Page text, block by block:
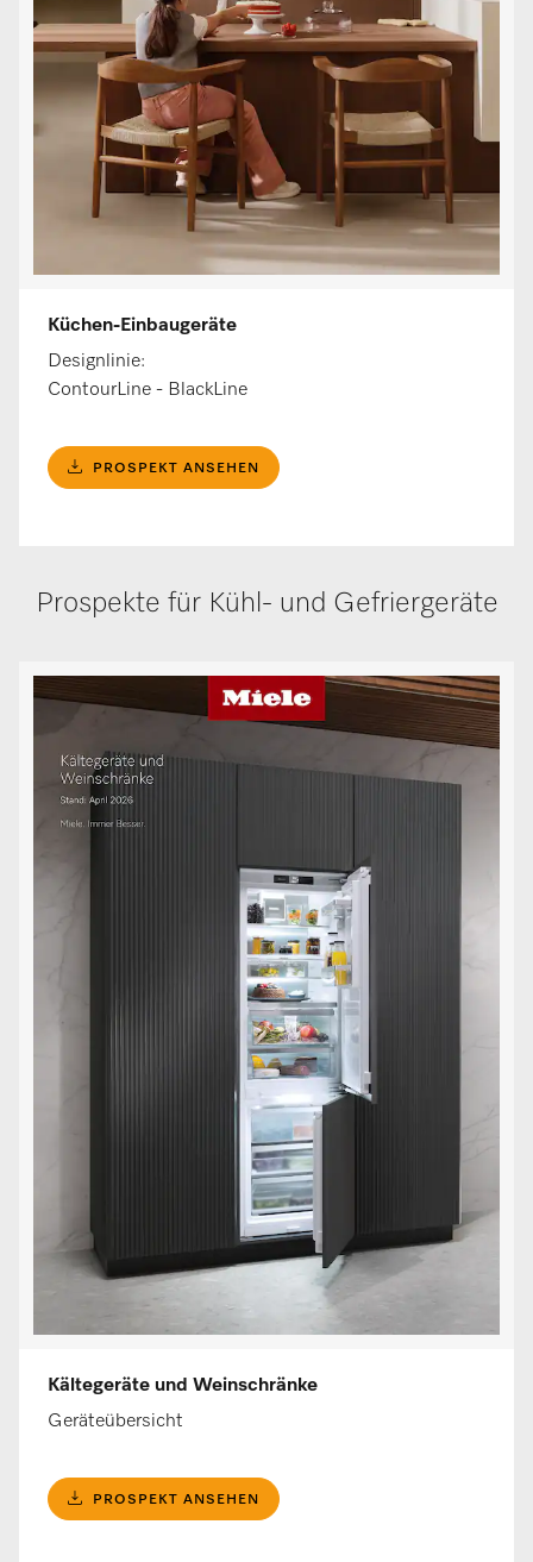
Küchen-Einbaugeräte
Designlinie:
ContourLine - BlackLine
PROSPEKT ANSEHEN
Prospekte für Kühl- und Gefriergeräte
Kältegeräte und Weinschränke
Geräteübersicht
PROSPEKT ANSEHEN